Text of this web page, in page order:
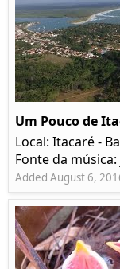
Um Pouco de
Local: Itacaré -
Fonte da
Added August 6,